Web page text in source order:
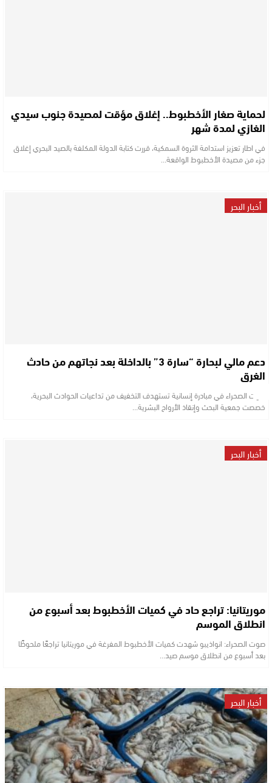
لحماية صغار الأخطبوط.. إغلاق مؤقت لمصيدة جنوب سيدي
الغازي لمدة شهر
في اطار تعزيز استدامة الثروة السمكية، قررت كتابة الدولة المكلفة بالصيد البحري إغلاق
جزء من مصيدة الأخطبوط الواقعة…
أخبار البحر
دعم مالي لبحارة “سارة 3” بالداخلة بعد نجاتهم من حادث
الغرق
صوت الصحراء في مبادرة إنسانية تستهدف التخفيف من تداعيات الحوادث البحرية،
خصصت جمعية البحث وإنقاذ الأرواح البشرية…
أخبار البحر
موريتانيا: تراجع حاد في كميات الأخطبوط بعد أسبوع من
انطلاق الموسم
صوت الصحراء: انواذيبو شهدت كميات الأخطبوط المفرغة في موريتانيا تراجعًا ملحوظًا
بعد أسبوع من انطلاق موسم صيد…
أخبار البحر